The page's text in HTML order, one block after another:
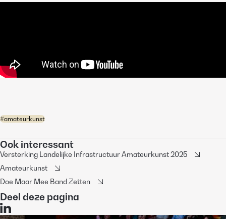
#amateurkunst
Ook interessant
Versterking Landelijke Infrastructuur Amateurkunst 2025
Amateurkunst
Doe Maar Mee Band Zetten
Deel deze pagina